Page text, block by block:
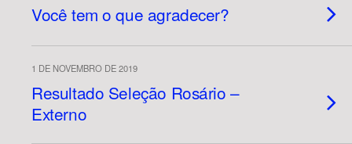
Você tem o que agradecer?
1 DE NOVEMBRO DE 2019
Resultado Seleção Rosário –
Externo